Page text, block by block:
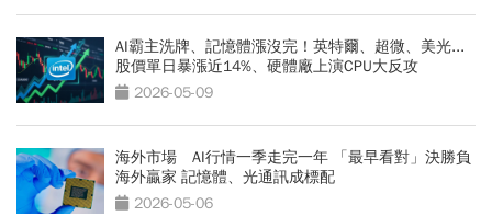
AI霸主洗牌、記憶體漲沒完！英特爾、超微、美光...
股價單日暴漲近14%、硬體廠上演CPU大反攻
2026-05-09
海外市場 AI行情一季走完一年 「最早看對」決勝負
海外贏家 記憶體、光通訊成標配
2026-05-06